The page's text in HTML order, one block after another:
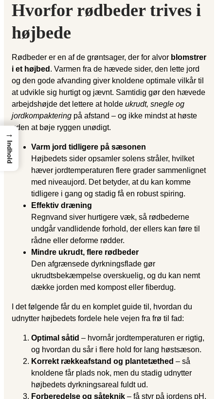
Hvorfor rødbeder trives i
højbede
Rødbeder er en af de grøntsager, der for alvor blomstrer
i et højbed . Varmen fra de hævede sider, den lette jord
og den gode afvanding giver knoldene optimale vilkår til
at udvikle sig hurtigt og jævnt. Samtidig gør den hævede
arbejdshøjde det lettere at holde ukrudt, snegle og
jordkompaktering på afstand – og ikke mindst at høste
uden at bøje ryggen unødigt.
Varm jord tidligere på sæsonen
Højbedets sider opsamler solens stråler, hvilket
hæver jordtemperaturen flere grader sammenlignet
med niveaujord. Det betyder, at du kan komme
tidligere i gang og stadig få en robust spiring.
Effektiv dræning
Regnvand siver hurtigere væk, så rødbederne
undgår vandlidende forhold, der ellers kan føre til
rådne eller deforme rødder.
Mindre ukrudt, flere rødbeder
Den afgrænsede dyrkningsflade gør
ukrudtsbekæmpelse overskuelig, og du kan nemt
dække jorden med kompost eller fiberdug.
I det følgende får du en komplet guide til, hvordan du
udnytter højbedets fordele hele vejen fra frø til fad:
Optimal såtid – hvornår jordtemperaturen er rigtig,
og hvordan du sår i flere hold for lang høstsæson.
Korrekt rækkeafstand og plantetæthed – så
knoldene får plads nok, men du stadig udnytter
højbedets dyrkningsareal fuldt ud.
Forberedelse og såteknik – få styr på jordens pH,
→
Indhold